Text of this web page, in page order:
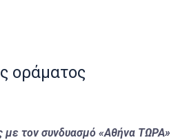
οράματος
με τον συνδυασμό «Αθήνα ΤΩΡΑ»